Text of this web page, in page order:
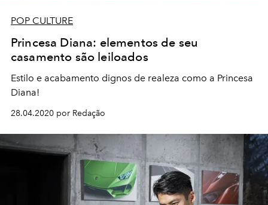
POP CULTURE
Princesa Diana: elementos de seu
casamento são leiloados
Estilo e acabamento dignos de realeza como a Princesa
Diana!
28.04.2020 por Redação